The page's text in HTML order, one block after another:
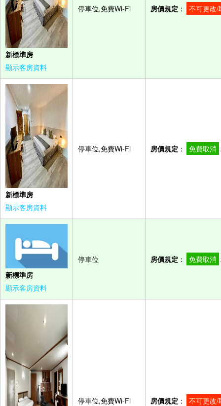
新標準房
顯示客房資料
停車位,免費Wi-Fi 房價規定 ： 不可更改/
新標準房
顯示客房資料
停車位,免費Wi-Fi 房價規定 ： 免費取消
新標準房
顯示客房資料
停車位 房價規定 ： 免費取消
停車位,免費Wi-Fi 房價規定 ： 不可更改/